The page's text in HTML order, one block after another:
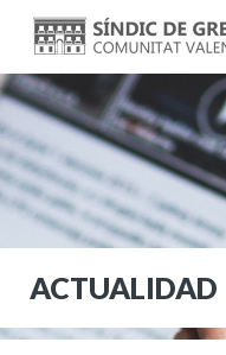
ACTUALIDAD